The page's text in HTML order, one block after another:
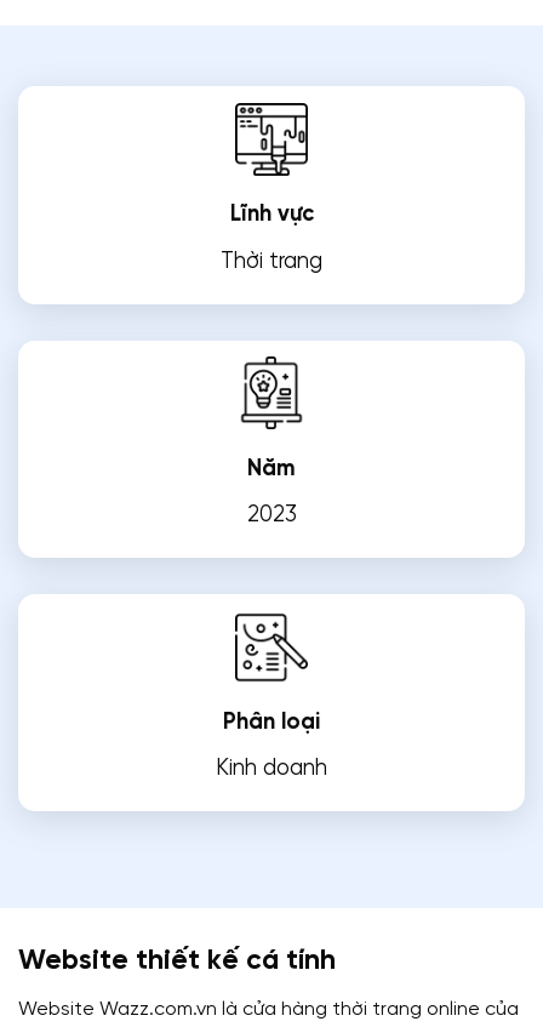
Lĩnh vực
Thời trang
Năm
2023
Phân loại
Kinh doanh
Website thiết kế cá tính
Website Wazz.com.vn là cửa hàng thời trang online của